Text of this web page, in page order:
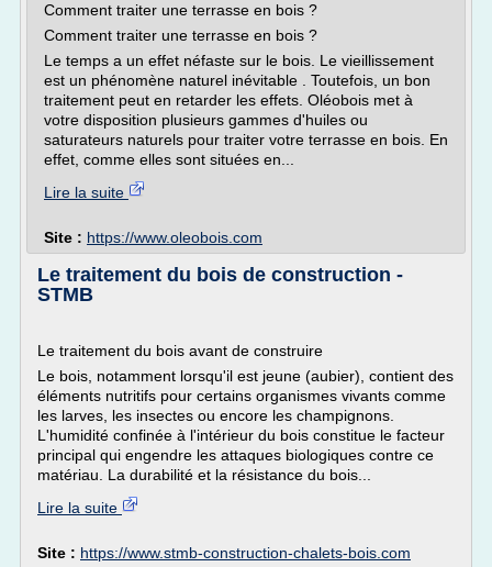
Comment traiter une terrasse en bois ?
Comment traiter une terrasse en bois ?
Le temps a un effet néfaste sur le bois. Le vieillissement
est un phénomène naturel inévitable . Toutefois, un bon
traitement peut en retarder les effets. Oléobois met à
votre disposition plusieurs gammes d'huiles ou
saturateurs naturels pour traiter votre terrasse en bois. En
effet, comme elles sont situées en...
Lire la suite
Site : https://www.oleobois.com
Le traitement du bois de construction -
STMB
Le traitement du bois avant de construire
Le bois, notamment lorsqu'il est jeune (aubier), contient des
éléments nutritifs pour certains organismes vivants comme
les larves, les insectes ou encore les champignons.
L'humidité confinée à l'intérieur du bois constitue le facteur
principal qui engendre les attaques biologiques contre ce
matériau. La durabilité et la résistance du bois...
Lire la suite
Site : https://www.stmb-construction-chalets-bois.com